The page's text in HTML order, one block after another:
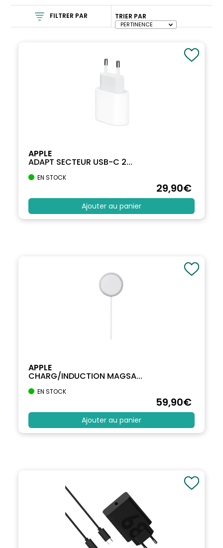
FILTRER PAR TRIER PAR
APPLE
ADAPT SECTEUR USB-C 2...
EN STOCK
29,90€
Ajouter au panier
APPLE
CHARG/INDUCTION MAGSA...
EN STOCK
59,90€
Ajouter au panier